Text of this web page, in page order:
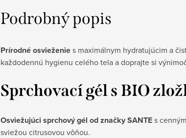
Podrobný popis
Prírodné osvieženies maximálnym hydratujúcim a
každodennú hygienu celého tela a doprajte si
Sprchovací gél s BIO
Osviežujúci sprchový gél od značky SANTEs
sviežou citrusovou vôňou.